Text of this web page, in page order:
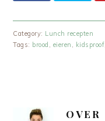
Category: Lunch recepten
Tags: brood eieren kidsproof
OVER